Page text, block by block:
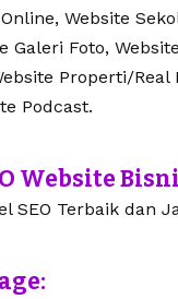
Website
Galeri Foto,
Properti/
Podcast.
Website
SEO Terbaik dan